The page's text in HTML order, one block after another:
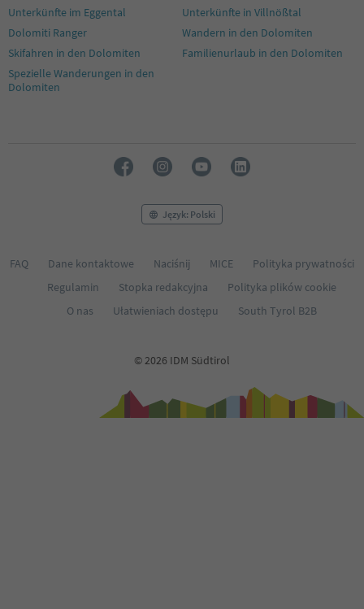
51
52
53
54
55
Unterkünfte im Eggental
Unterkünfte in Villnößtal
Dolomiti Ranger
Wandern in den Dolomiten
Skifahren in den Dolomiten
Familienurlaub in den Dolomiten
Spezielle Wanderungen in den
Dolomiten
Język: Polski
FAQ Dane kontaktowe Naciśnij MICE
Polityka prywatności
Regulamin
Stopka redakcyjna
Polityka plików cookie
O nas
Ułatwieniach dostępu South Tyrol B2B
© 2026 IDM Südtirol